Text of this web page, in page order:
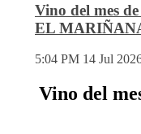
Vino del mes
EL
5:04 PM 14 Jul
Vino del